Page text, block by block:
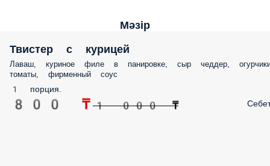
Мәзір
Твистер с курицей
Лаваш, куриное филе в панировке, сыр чеддер,
томаты, фирменный соус
1 порция.
800 ₸ 1 000 ₸